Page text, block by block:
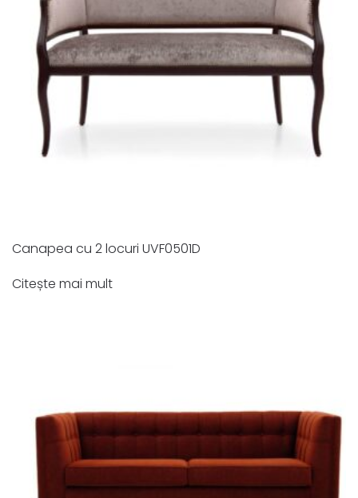
Canapea cu 2 locuri UVF0501D
Citește mai mult